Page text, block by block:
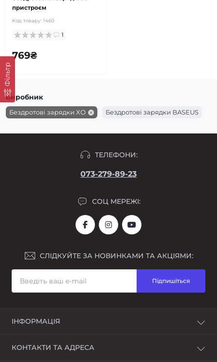
Фільтр
пристроєм
Код товару: 1460
1
769₴
Виробник
Бездротові зарядки XO Бездротові зарядки BASEUS
ТЕЛЕФОНИ:
073-279-89-23
СОЦ МЕРЕЖІ:
СЛІДКУЙТЕ ЗА НОВИНКАМИ ТА АКЦІЯМИ:
Підпишіться
ІНФОРМАЦІЯ
Доставка та оплата
КОНТАКТИ ТА АДРЕСА